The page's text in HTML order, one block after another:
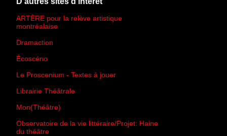
ARTÈRE pour la relève artistique
montréalaise
Dramaction
Écoscéno
Le Proscenium - Textes à jouer
Librairie Théâtrale
Mon(Théâtre)
Observatoire de la vie littéraire/Projet: Haine
du théâtre